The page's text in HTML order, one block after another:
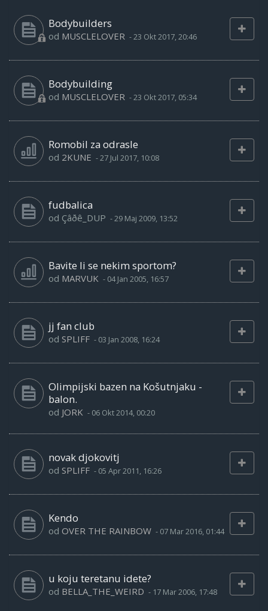
Bodybuilders
od MUSCLELOVER -23 Okt 2017, 20:46
Bodybuilding
od MUSCLELOVER -23 Okt 2017, 05:34
Romobil za odrasle
od 2KUNE -27 Jul 2017, 10:08
fudbalica
od Çâðê_DUP -29 Maj 2009, 13:52
Bavite li se nekim sportom?
od MARVUK - 04 Jan 2005, 16:57
jj fan club
od SPLIFF - 03 Jan 2008, 16:24
Olimpijski bazen na Košutnjaku -
balon.
od JORK - 06 Okt 2014, 00:20
novak djokovitj
od SPLIFF - 05 Apr 2011, 16:26
Kendo
od OVER THE RAINBOW - 07 Mar 2016, 01:44
u koju teretanu idete?
od BELLA_THE_WEIRD - 17 Mar 2006, 17:48